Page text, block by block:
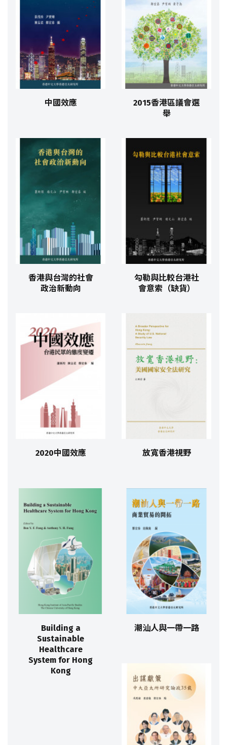
中國效應
2015香港區議會選
舉
香港與台灣的社會
政治新動向
勾勒與比較台港社
會意索（缺貨）
2020中國效應 放寬香港視野
Building a
Sustainable
Healthcare
System for Hong
Kong
潮汕人與一帶一路